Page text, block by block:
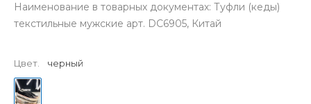
Наименование в товарных документах: Туфли (кеды)
текстильные мужские арт. DC6905, Китай
Цвет. черный